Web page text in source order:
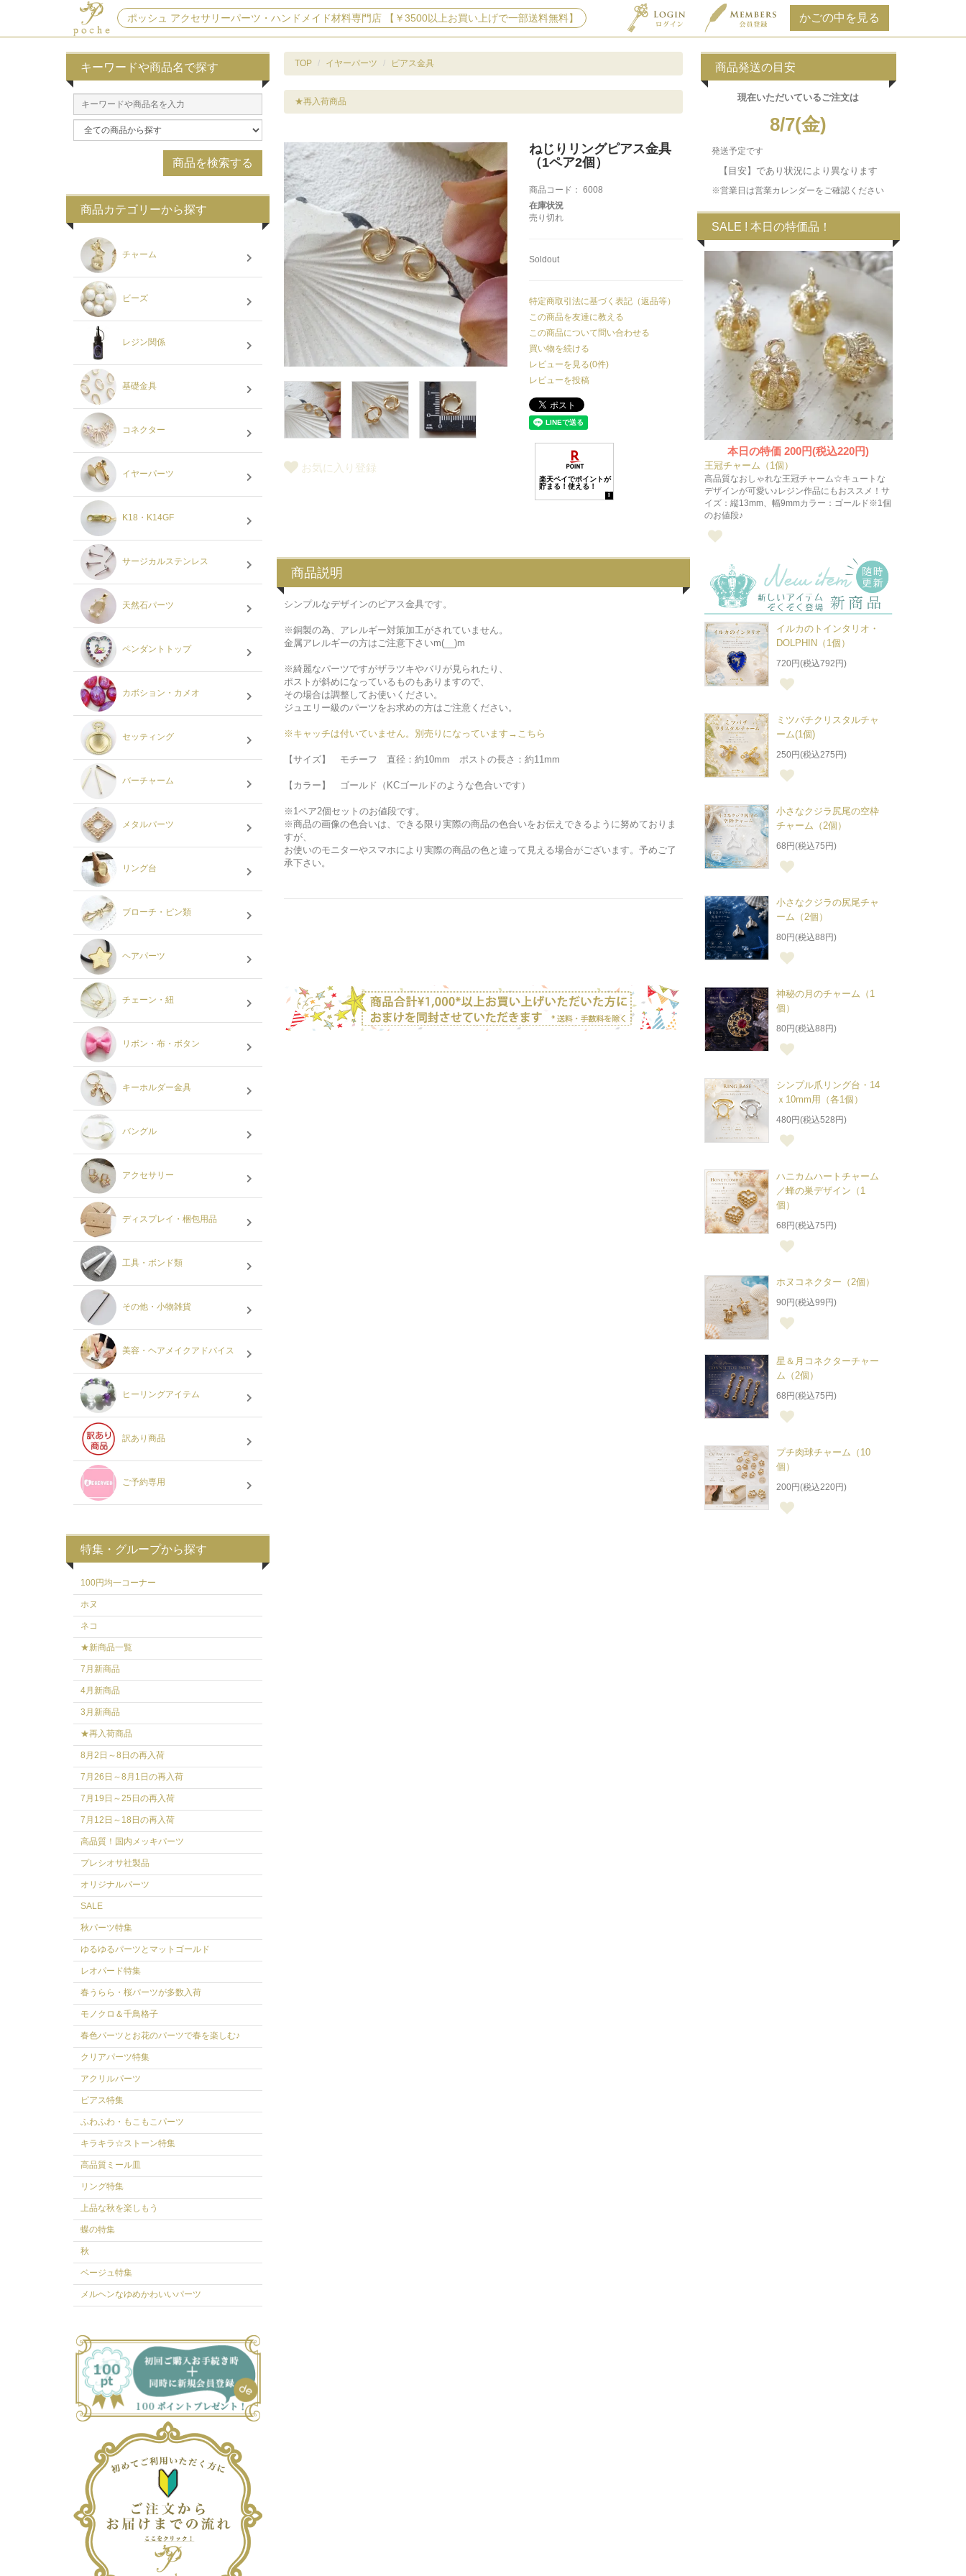
ポッシュ アクセサリーパーツ・ハンドメイド材料専門店 【￥3500以上お買い上げで一部送料無料】
TOP イヤーパーツ ピアス金具
★再入荷商品
お気に入り登録
ねじりリングピアス金具
（1ペア2個）
商品コード： 6008
在庫状況
売り切れ
Soldout
特定商取引法に基づく表記（返品等）
この商品を友達に教える
この商品について問い合わせる
買い物を続ける
レビューを見る(0件)
レビューを投稿
商品説明
シンプルなデザインのピアス金具です。
※銅製の為、アレルギー対策加工がされていません。
金属アレルギーの方はご注意下さいm(__)m
※綺麗なパーツですがザラツキやバリが見られたり、
ポストが斜めになっているものもありますので、
その場合は調整してお使いください。
ジュエリー級のパーツをお求めの方はご注意ください。
※キャッチは付いていません。別売りになっています→こちら
【サイズ】 モチーフ 直径：約10mm ポストの長さ：約11mm
【カラー】 ゴールド（KCゴールドのような色合いです）
※1ペア2個セットのお値段です。
※商品の画像の色合いは、できる限り実際の商品の色合いをお伝えできるように努めておりま
すが、
お使いのモニターやスマホにより実際の商品の色と違って見える場合がございます。予めご了
承下さい。
キーワードや商品名で探す
商品カテゴリーから探す
チャーム
ビーズ
レジン関係
基礎金具
コネクター
イヤーパーツ
K18・K14GF
サージカルステンレス
天然石パーツ
ペンダントトップ
カボション・カメオ
セッティング
バーチャーム
メタルパーツ
リング台
ブローチ・ピン類
ヘアパーツ
チェーン・紐
リボン・布・ボタン
キーホルダー金具
バングル
アクセサリー
ディスプレイ・梱包用品
工具・ボンド類
その他・小物雑貨
美容・ヘアメイクアドバイス
ヒーリングアイテム
訳あり商品
ご予約専用
特集・グループから探す
100円均一コーナー
ホヌ
ネコ
★新商品一覧
7月新商品
4月新商品
3月新商品
★再入荷商品
8月2日～8日の再入荷
7月26日～8月1日の再入荷
7月19日～25日の再入荷
7月12日～18日の再入荷
高品質！国内メッキパーツ
プレシオサ社製品
オリジナルパーツ
SALE
秋パーツ特集
ゆるゆるパーツとマットゴールド
レオパード特集
春うらら・桜パーツが多数入荷
モノクロ＆千鳥格子
春色パーツとお花のパーツで春を楽しむ♪
クリアパーツ特集
アクリルパーツ
ピアス特集
ふわふわ・もこもこパーツ
キラキラ☆ストーン特集
高品質ミール皿
リング特集
上品な秋を楽しもう
蝶の特集
秋
ベージュ特集
メルヘンなゆめかわいいパーツ
商品発送の目安
現在いただいているご注文は
8/7(金)
発送予定です
【目安】であり状況により異なります
※営業日は営業カレンダーをご確認ください
SALE ! 本日の特価品！
本日の特価200円(税込220円)
王冠チャーム（1個）
高品質なおしゃれな王冠チャーム☆キュートな
デザインが可愛い♪レジン作品にもおススメ！サ
イズ：縦13mm、幅9mmカラー：ゴールド※1個
のお値段♪
イルカのトインタリオ・
DOLPHIN（1個）
720円(税込792円)
ミツバチクリスタルチャ
ーム(1個)
250円(税込275円)
小さなクジラ尻尾の空枠
チャーム（2個）
68円(税込75円)
小さなクジラの尻尾チャ
ーム（2個）
80円(税込88円)
神秘の月のチャーム（1
個）
80円(税込88円)
シンプル爪リング台・14
ｘ10mm用（各1個）
480円(税込528円)
ハニカムハートチャーム
／蜂の巣デザイン（1
個）
68円(税込75円)
ホヌコネクター（2個）
90円(税込99円)
星＆月コネクターチャー
ム（2個）
68円(税込75円)
プチ肉球チャーム（10
個）
200円(税込220円)